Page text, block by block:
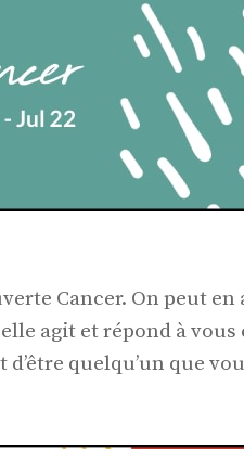
Cancer. On peut en
agit et répond à
quelqu’un que